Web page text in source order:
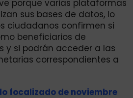
porque varias plataformas
sus bases de datos, lo
ciudadanos confirmen si
beneficiarios de
y si podrán acceder a las
correspondientes a
focalizado de noviembre